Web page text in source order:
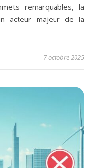
remarquables, la
acteur majeur de la
7 octobre 2025